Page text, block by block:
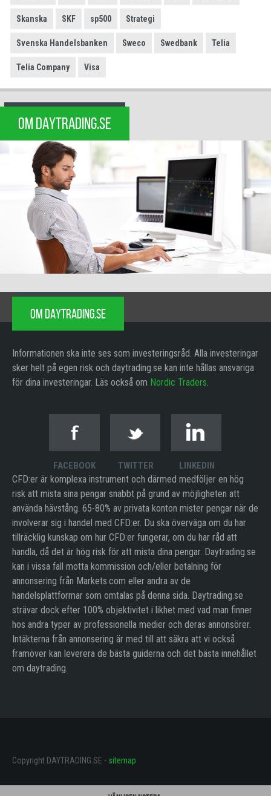
Skanska SKF sp500 Strategi
Svenska Handelsbanken Sweco Swedbank Telia
Telia Company Visa
OM DAYTRADING.SE
OM DAYTRADING.SE
Informationen ska inte ses som investeringsråd. Alla investeringar
sker helt på egen risk och daytrading.se kan inte hållas ansvariga
för dina investeringar. Läs också om Nordic Traders.
FACEBOOK TWITTER LINKEDIN
CFD:er är komplexa instrument och därmed medföljer en hög
risk att mista sina pengar snabbt på grund av möjligheten att
använda hävstång. 65-80% av privata konton mister pengar när de
involverar sig i handel med CFD:er. Du ska överväga om du har
tillräcklig kunskap om hur CFD:er fungerar, om du har råd att
handla, då det är hög risk för att mista dina pengar. Daytrading.se
kan i vissa fall motta kommission och/eller betalning för
annonsering från Markets.com eller andra av de
handelsplattformar som omtalas på denna sida. Daytrading.se
strävar dock efter 100% objektivitet i likhet med vad man finner
hos andra typer av professionella medier och deras annonsörer.
Intäkterna från annonsering är med till att säkra att vi också
framöver kan leverera de bästa guiderna och det bästa innehållet
om daytrading.
Copyright DAYTRADING.SE - sitemap
Vänligen notera: